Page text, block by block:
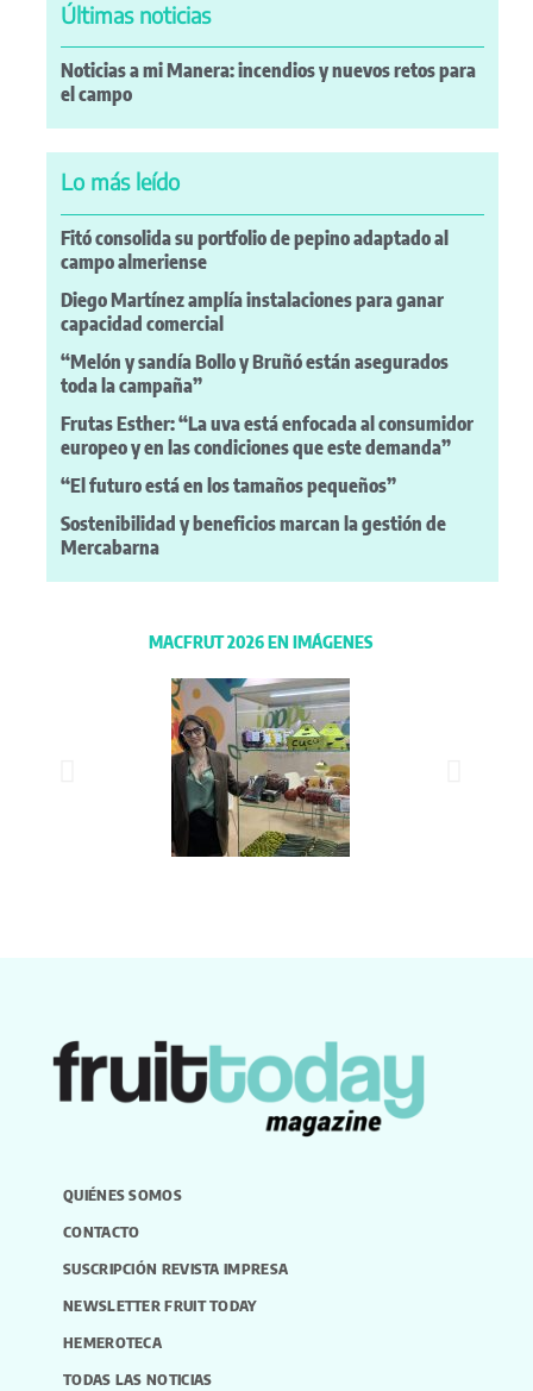
Últimas noticias
Noticias a mi Manera: incendios y nuevos retos para
el campo
Lo más leído
Fitó consolida su portfolio de pepino adaptado al
campo almeriense
Diego Martínez amplía instalaciones para ganar
capacidad comercial
“Melón y sandía Bollo y Bruñó están asegurados
toda la campaña”
Frutas Esther: “La uva está enfocada al consumidor
europeo y en las condiciones que este demanda”
“El futuro está en los tamaños pequeños”
Sostenibilidad y beneficios marcan la gestión de
Mercabarna
MACFRUT 2026 EN IMÁGENES
QUIÉNES SOMOS
CONTACTO
SUSCRIPCIÓN REVISTA IMPRESA
NEWSLETTER FRUIT TODAY
HEMEROTECA
TODAS LAS NOTICIAS